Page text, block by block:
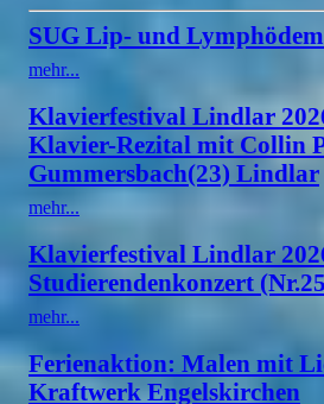
SUG Lip- und
mehr...
Klavierfestival Lindlar
Klavier-Rezital mit Collin
Gummersbach(23) Lindlar
mehr...
Klavierfestival Lindlar
Studierendenkonzert
mehr...
Ferienaktion: Malen mit
Kraftwerk Engelskirchen